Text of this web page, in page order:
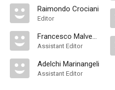
Raimondo Crociani
Editor
Francesco Malvestito
Assistant Editor
Adelchi Marinangeli
Assistant Editor